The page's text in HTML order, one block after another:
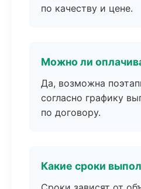
по качеству и цене.
Можно ли
Да, возможна
согласно графику
по договору.
Какие сроки